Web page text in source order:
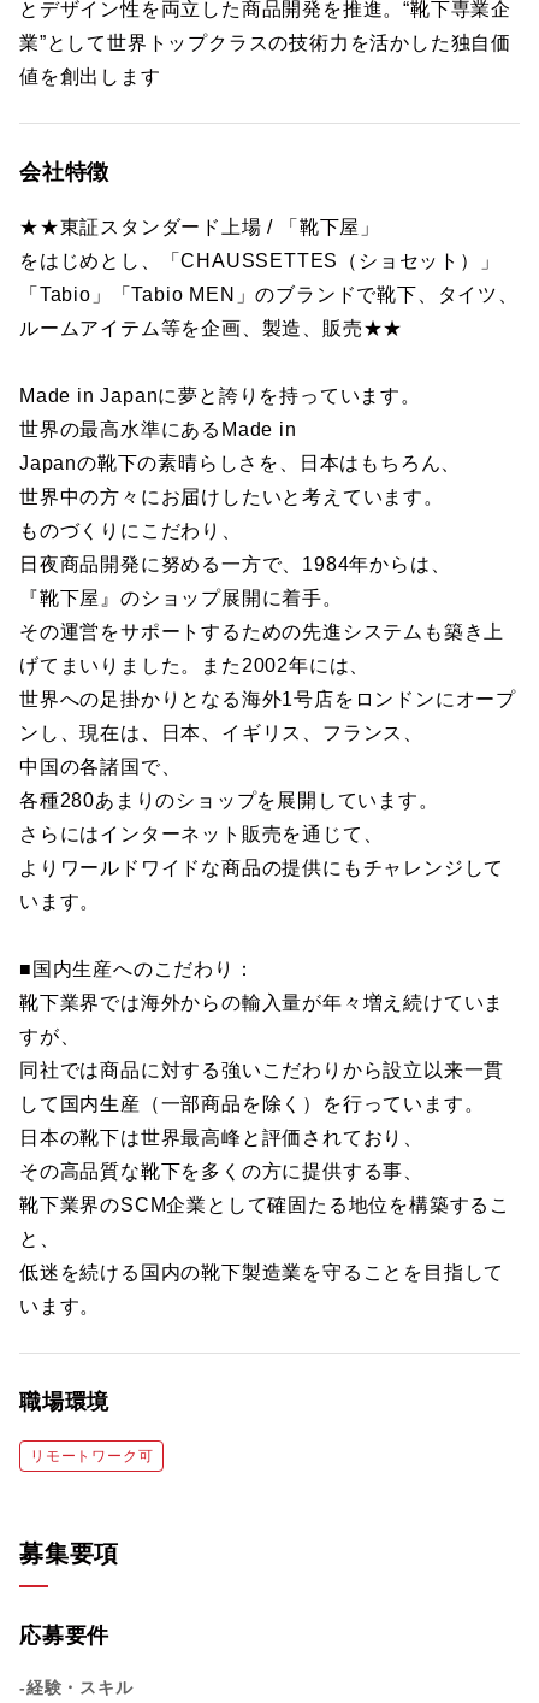
とデザイン性を両立した商品開発を推進。“靴下専業企
業”として世界トップクラスの技術力を活かした独自価
値を創出します
会社特徴
★★東証スタンダード上場 / 「靴下屋」
をはじめとし、「CHAUSSETTES（ショセット）」
「Tabio」「Tabio MEN」のブランドで靴下、タイツ、
ルームアイテム等を企画、製造、販売★★
Made in Japanに夢と誇りを持っています。
世界の最高水準にあるMade in
Japanの靴下の素晴らしさを、日本はもちろん、
世界中の方々にお届けしたいと考えています。
ものづくりにこだわり、
日夜商品開発に努める一方で、1984年からは、
『靴下屋』のショップ展開に着手。
その運営をサポートするための先進システムも築き上
げてまいりました。また2002年には、
世界への足掛かりとなる海外1号店をロンドンにオープ
ンし、現在は、日本、イギリス、フランス、
中国の各諸国で、
各種280あまりのショップを展開しています。
さらにはインターネット販売を通じて、
よりワールドワイドな商品の提供にもチャレンジして
います。
■国内生産へのこだわり：
靴下業界では海外からの輸入量が年々増え続けていま
すが、
同社では商品に対する強いこだわりから設立以来一貫
して国内生産（一部商品を除く）を行っています。
日本の靴下は世界最高峰と評価されており、
その高品質な靴下を多くの方に提供する事、
靴下業界のSCM企業として確固たる地位を構築するこ
と、
低迷を続ける国内の靴下製造業を守ることを目指して
います。
職場環境
リモートワーク可
募集要項
応募要件
-経験・スキル